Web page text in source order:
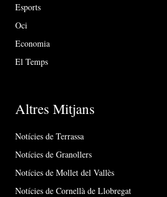
Esports
Oci
Economia
El Temps
Altres Mitjans
Notícies de Terrassa
Notícies de Granollers
Notícies de Mollet del Vallès
Notícies de Cornellà de Llobregat